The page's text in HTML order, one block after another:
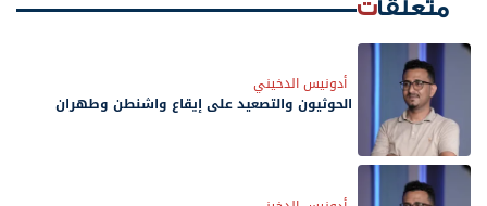
متعلقات
أدونيس الدخيني
الحوثيون والتصعيد على إيقاع واشنطن وطهران